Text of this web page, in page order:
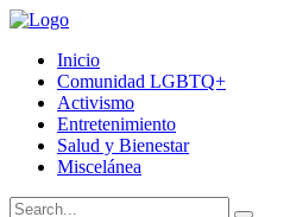
Inicio
Comunidad LGBTQ+
Activismo
Entretenimiento
Salud y Bienestar
Miscelánea